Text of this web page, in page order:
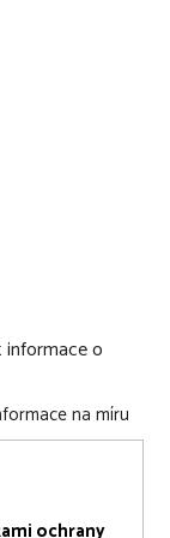
informace o
na míru
ochrany